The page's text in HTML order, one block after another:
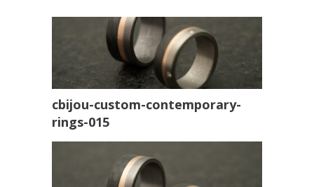
cbijou-custom-contemporary-
rings-015